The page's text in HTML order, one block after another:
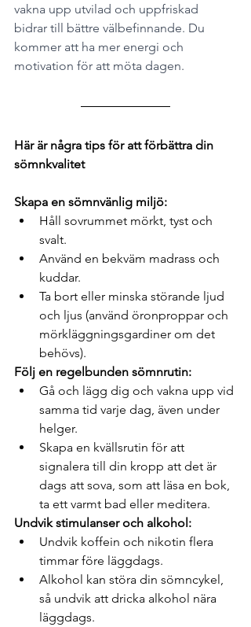
vakna upp utvilad och uppfriskad
bidrar till bättre välbefinnande. Du
kommer att ha mer energi och
motivation för att möta dagen.
Här är några tips för att förbättra din
sömnkvalitet
Skapa en sömnvänlig miljö:
Håll sovrummet mörkt, tyst och
svalt.
Använd en bekväm madrass och
kuddar.
Ta bort eller minska störande ljud
och ljus (använd öronproppar och
mörkläggningsgardiner om det
behövs).
Följ en regelbunden sömnrutin:
Gå och lägg dig och vakna upp vid
samma tid varje dag, även under
helger.
Skapa en kvällsrutin för att
signalera till din kropp att det är
dags att sova, som att läsa en bok,
ta ett varmt bad eller meditera.
Undvik stimulanser och alkohol:
Undvik koffein och nikotin flera
timmar före läggdags.
Alkohol kan störa din sömncykel,
så undvik att dricka alkohol nära
läggdags.